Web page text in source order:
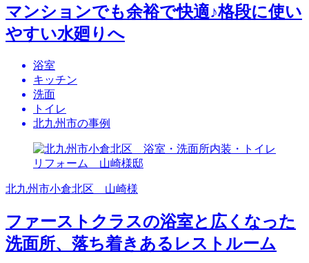
マンションでも余裕で快適♪格段に使い
やすい水廻りへ
浴室
キッチン
洗面
トイレ
北九州市の事例
北九州市小倉北区 山崎様
ファーストクラスの浴室と広くなった
洗面所、落ち着きあるレストルーム